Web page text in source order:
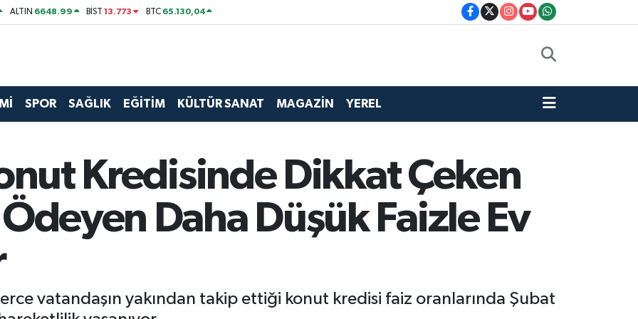
ALTIN 6648.99 BİST13.773 BTC 65.130,04
SPOR SAĞLIK EĞİTİM KÜLTÜR SANAT MAGAZİN YEREL
Kredisinde Dikkat Çeken
Daha Düşük Faizle Ev
vatandaşın yakından takip ettiği konut kredisi faiz oranlarında Şubat